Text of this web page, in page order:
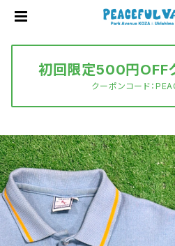
初回限定500円OFF
クーポンコード：